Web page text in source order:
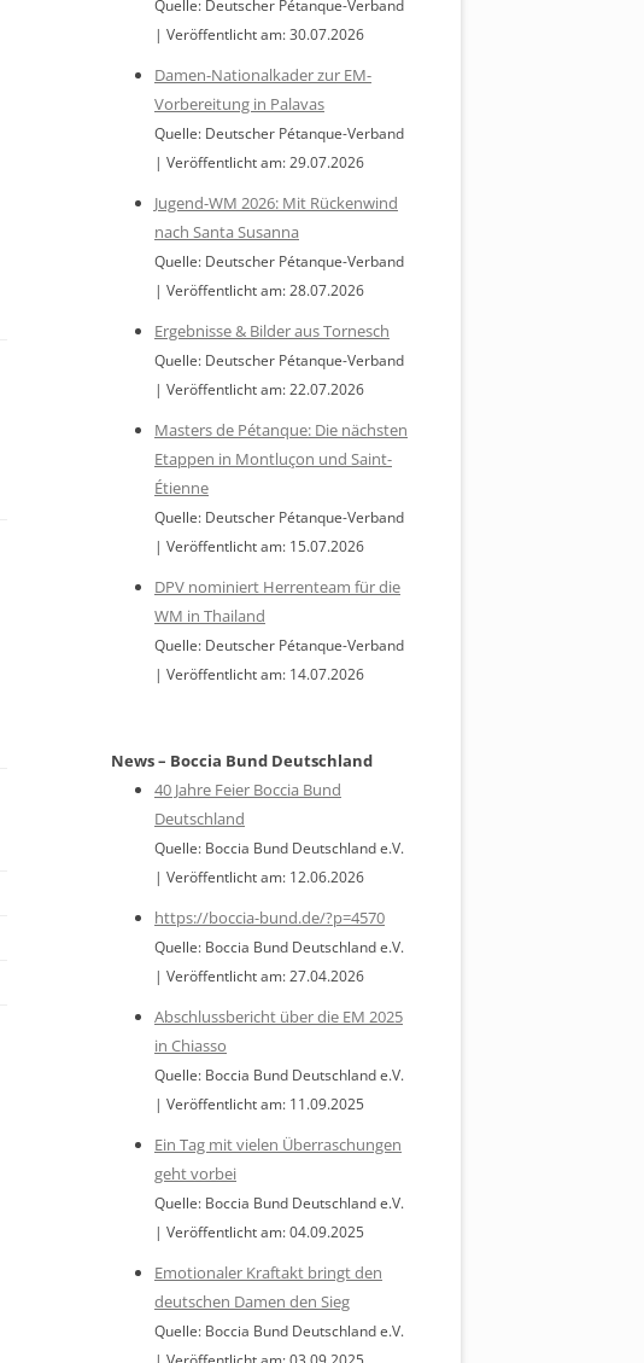
Quelle: Deutscher Pétanque-Verband
Veröffentlicht am: 30.07.2026
Damen-Nationalkader zur EM-
Vorbereitung in Palavas
Quelle: Deutscher Pétanque-Verband
Veröffentlicht am: 29.07.2026
Jugend-WM 2026: Mit Rückenwind
nach Santa Susanna
Quelle: Deutscher Pétanque-Verband
Veröffentlicht am: 28.07.2026
Ergebnisse & Bilder aus Tornesch
Quelle: Deutscher Pétanque-Verband
Veröffentlicht am: 22.07.2026
Masters de Pétanque: Die nächsten
Etappen in Montluçon und Saint-
Étienne
Quelle: Deutscher Pétanque-Verband
Veröffentlicht am: 15.07.2026
DPV nominiert Herrenteam für die
WM in Thailand
Quelle: Deutscher Pétanque-Verband
Veröffentlicht am: 14.07.2026
News – Boccia Bund Deutschland
40 Jahre Feier Boccia Bund
Deutschland
Quelle: Boccia Bund Deutschland e.V.
Veröffentlicht am: 12.06.2026
https://boccia-bund.de/?p=4570
Quelle: Boccia Bund Deutschland e.V.
Veröffentlicht am: 27.04.2026
Abschlussbericht über die EM 2025
in Chiasso
Quelle: Boccia Bund Deutschland e.V.
Veröffentlicht am: 11.09.2025
Ein Tag mit vielen Überraschungen
geht vorbei
Quelle: Boccia Bund Deutschland e.V.
Veröffentlicht am: 04.09.2025
Emotionaler Kraftakt bringt den
deutschen Damen den Sieg
Quelle: Boccia Bund Deutschland e.V.